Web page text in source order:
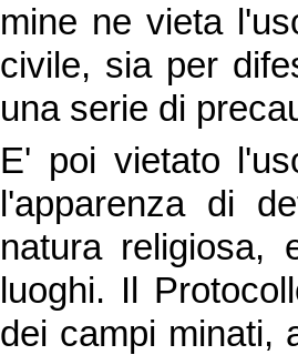
mine ne vieta
civile, sia per
una serie di
E' poi vietato
l'apparenza di
natura religiosa,
luoghi. Il
dei campi minati,